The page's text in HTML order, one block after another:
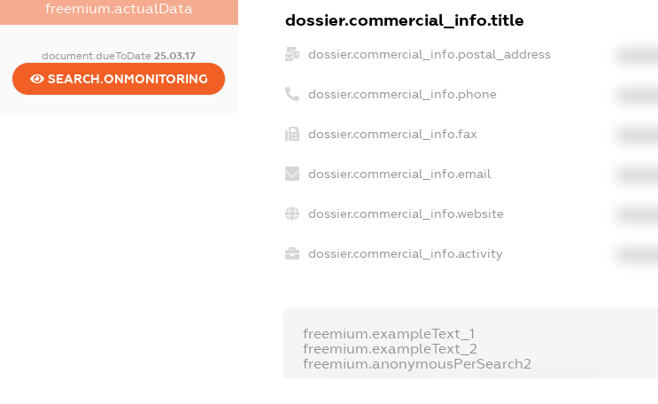
freemium.actualData
document.dueToDate25.03.17
SEARCH.ONMONITORING
dossier.commercial_info.title
dossier.commercial_info.postal_address
dossier.commercial_info.phone
dossier.commercial_info.fax
dossier.commercial_info.email
dossier.commercial_info.website
dossier.commercial_info.activity
freemium.exampleText_1
freemium.exampleText_2
freemium.anonymousPerSearch2